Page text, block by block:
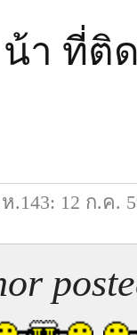
า ที่ติ
.143: 12 ก.ค.